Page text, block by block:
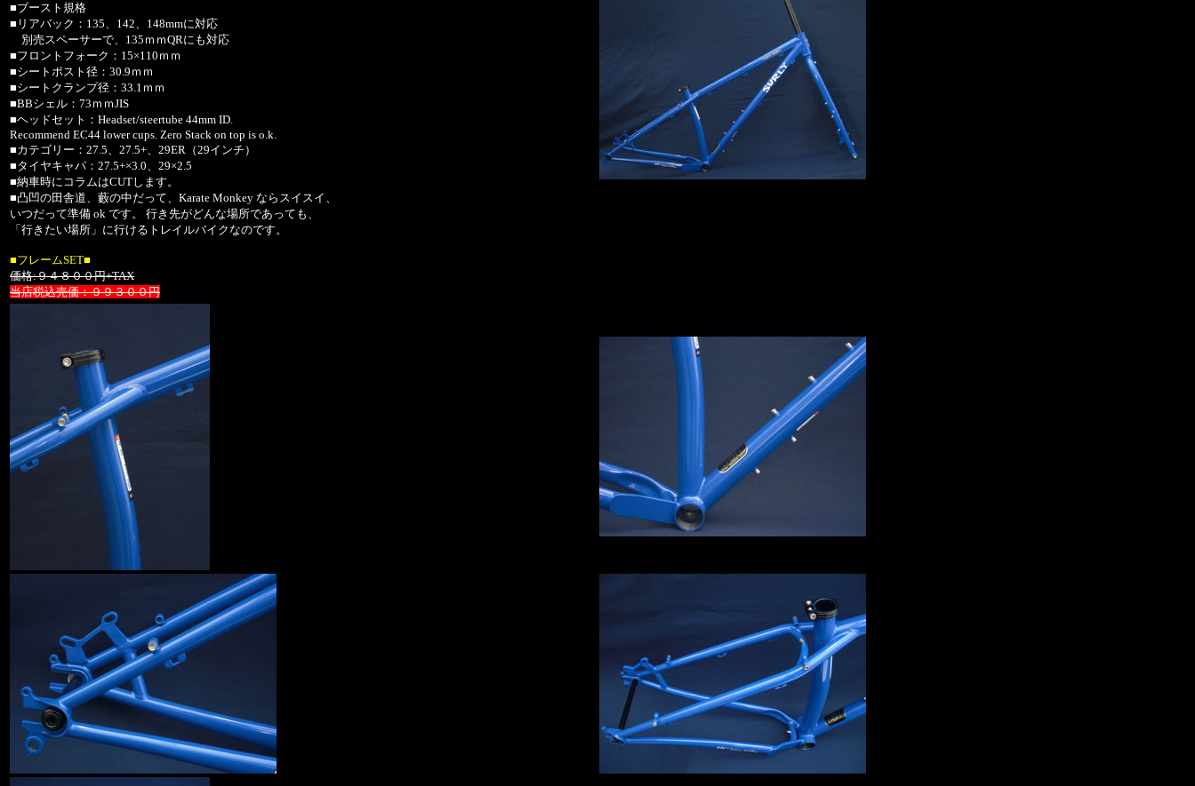
■ブースト規格
■リアバック：135、142、148mmに対応
別売スペーサーで、135ｍｍQRにも対応
■フロントフォーク：15×110ｍｍ
■シートポスト径：30.9ｍｍ
■シートクランプ径：33.1ｍｍ
■BBシェル：73ｍｍJIS
■ヘッドセット：Headset/steertube 44mm ID.
Recommend EC44 lower cups. Zero Stack on top is o.k.
■カテゴリー：27.5、27.5+、29ER（29インチ）
■タイヤキャパ：27.5+×3.0、29×2.5
■納車時にコラムはCUTします。
■凸凹の田舎道、藪の中だって、Karate Monkey ならスイスイ、
いつだって準備 ok です。 行き先がどんな場所であっても、
「行きたい場所」に行けるトレイルバイクなのです。
■フレームSET■
価格:９４８００円+TAX
当店税込売価：９９３００円